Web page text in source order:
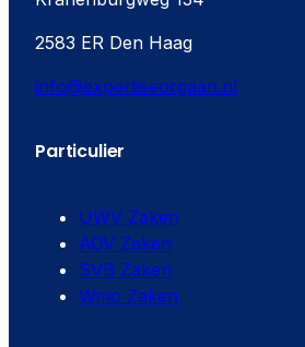
2583 ER Den Haag
info@expertiseorgaan.nl
Particulier
UWV Zaken
AOV Zaken
SVB Zaken
Wmo Zaken